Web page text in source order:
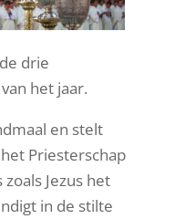
drie
het jaar.
en stelt
Priesterschap
Jezus het
in de stilte